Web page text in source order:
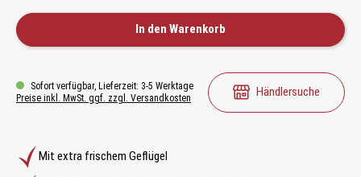
Mit extra frischem Geflügel
In den Warenkorb
Sofort verfügbar, Lieferzeit: 3-5 Werktage
Preise inkl. MwSt. ggf. zzgl. Versandkosten
Händlersuche